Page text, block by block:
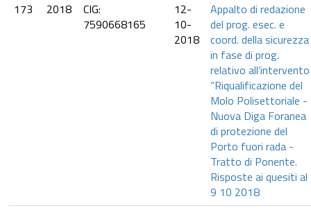
173
2018
CIG:
7590668165
12-
10-
2018
Appalto di redazione
del prog. esec. e
coord. della sicurezza
in fase di prog.
relativo all’intervento
“Riqualificazione del
Molo Polisettoriale -
Nuova Diga Foranea
di protezione del
Porto fuori rada -
Tratto di Ponente.
Risposte ai quesiti al
9 10 2018